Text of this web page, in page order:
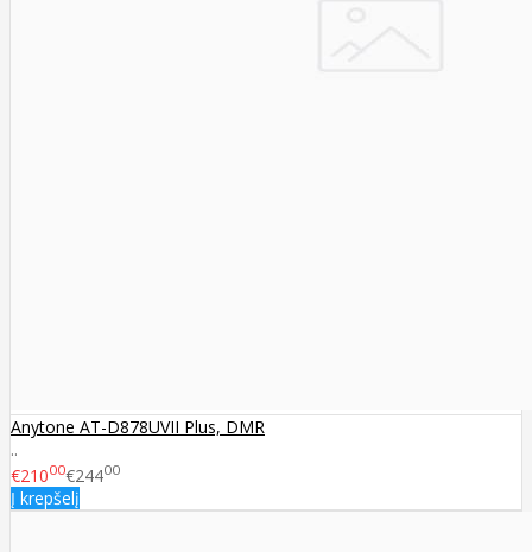
Anytone AT-D878UVII Plus, DMR
..
€21000€24400
Į krepšelį